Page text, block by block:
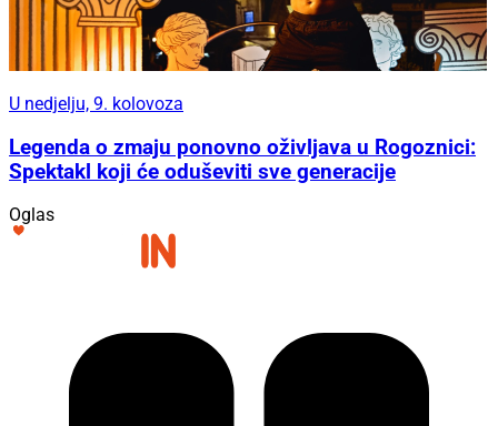
U nedjelju, 9. kolovoza
Legenda o zmaju ponovno oživljava u Rogoznici:
Spektakl koji će oduševiti sve generacije
Oglas